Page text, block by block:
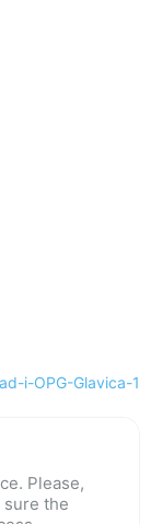
Please,
sure the